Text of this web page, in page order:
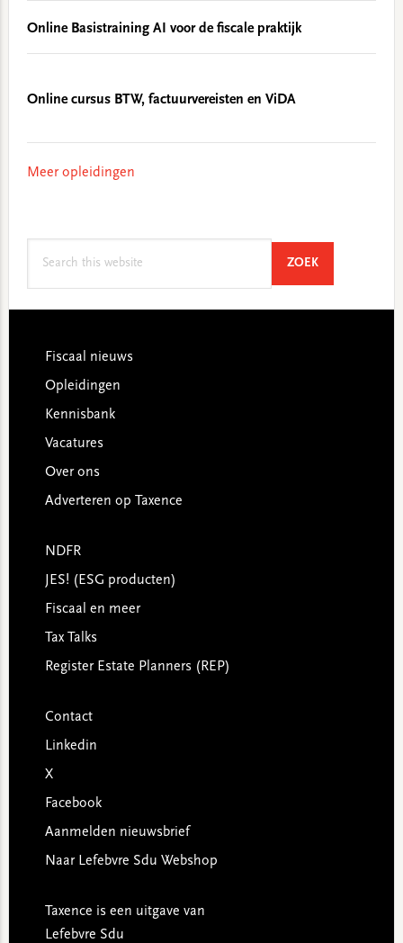
Online Basistraining AI voor de fiscale praktijk
Online cursus BTW, factuurvereisten en ViDA
Meer opleidingen
ZOEKSEARCH
Footer
Fiscaal nieuws
Opleidingen
Kennisbank
Vacatures
Over ons
Adverteren op Taxence
NDFR
JES! (ESG producten)
Fiscaal en meer
Tax Talks
Register Estate Planners (REP)
Contact
Linkedin
X
Facebook
Aanmelden nieuwsbrief
Naar Lefebvre Sdu Webshop
Taxence is een uitgave van
Lefebvre Sdu